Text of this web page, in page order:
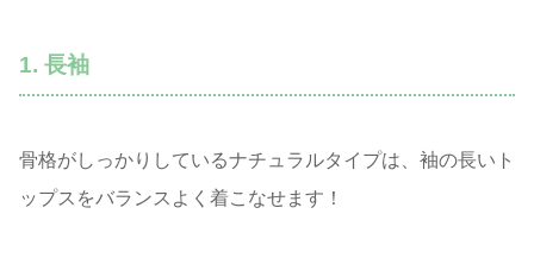
1. 長袖
骨格がしっかりしているナチュラルタイプは、袖の長いト
ップスをバランスよく着こなせます！